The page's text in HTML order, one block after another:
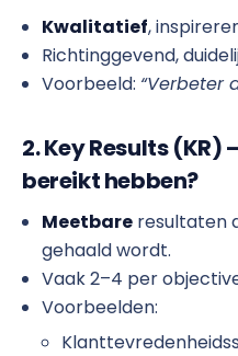
Kwalitatief,
Richtinggevend,
Voorbeeld: “Verbeter
2. Key Results (KR)
bereikt hebben?
Meetbare resultaten
gehaald wordt.
Vaak 2–4 per
Voorbeelden: